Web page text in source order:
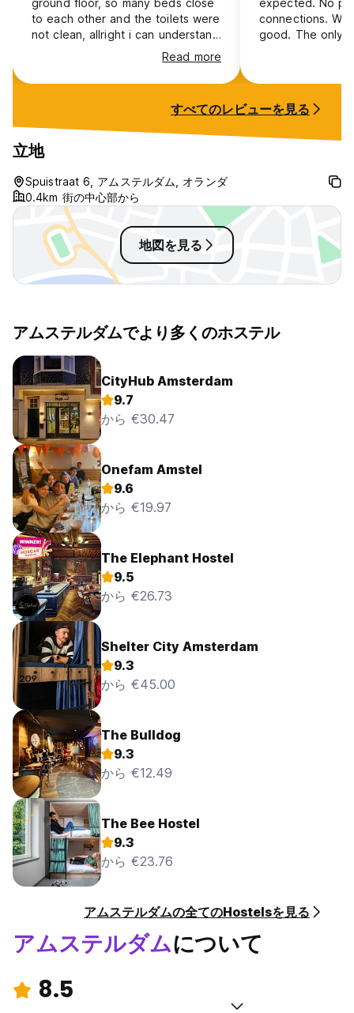
ground floor, so many beds close
to each other and the toilets were
not clean, allright i can understand
during pride week it can be the
cheapest option but still it needs
more maintenance and cleanliness
Read more
expected. No
connections.
good. The only
すべてのレビューを見る
立地
Spuistraat 6, アムステルダム, オランダ
0.4km 街の中心部から
地図を見る
アムステルダムでより多くのホステル
CityHub Amsterdam
9.7
から €30.47
Onefam Amstel
9.6
から €19.97
The Elephant Hostel
9.5
から €26.73
Shelter City Amsterdam
9.3
から €45.00
The Bulldog
9.3
から €12.49
The Bee Hostel
9.3
から €23.76
アムステルダムの全てのHostelsを見る
アムステルダムについて
8.5